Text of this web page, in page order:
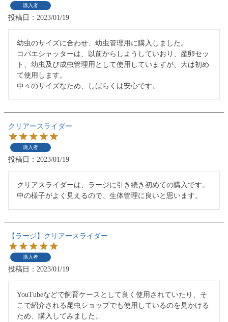
購入者
投稿日 2023/01/19
幼虫のサイズに合わせ、幼虫管理用に購入しました。
コバエシャッターは、以前からしようしていおり、産卵セッ
ト、幼虫及び成虫管理用として使用していますが、大は初め
て使用します。
中々のサイズなため、しばらくは安心です。
クリアースライダー
購入者
投稿日 2023/01/19
クリアスライダーは、ラージに引き続き初めての購入です。
中の様子がよく見えるので、生体管理に良いと思います。
【ラージ】クリアースライダー
購入者
投稿日 2023/01/19
YouTubeなどで飼育ケースとして良く使用されていたり、そ
こで紹介される昆虫ショップでも使用しているのを見かける
ため、購入してみました。